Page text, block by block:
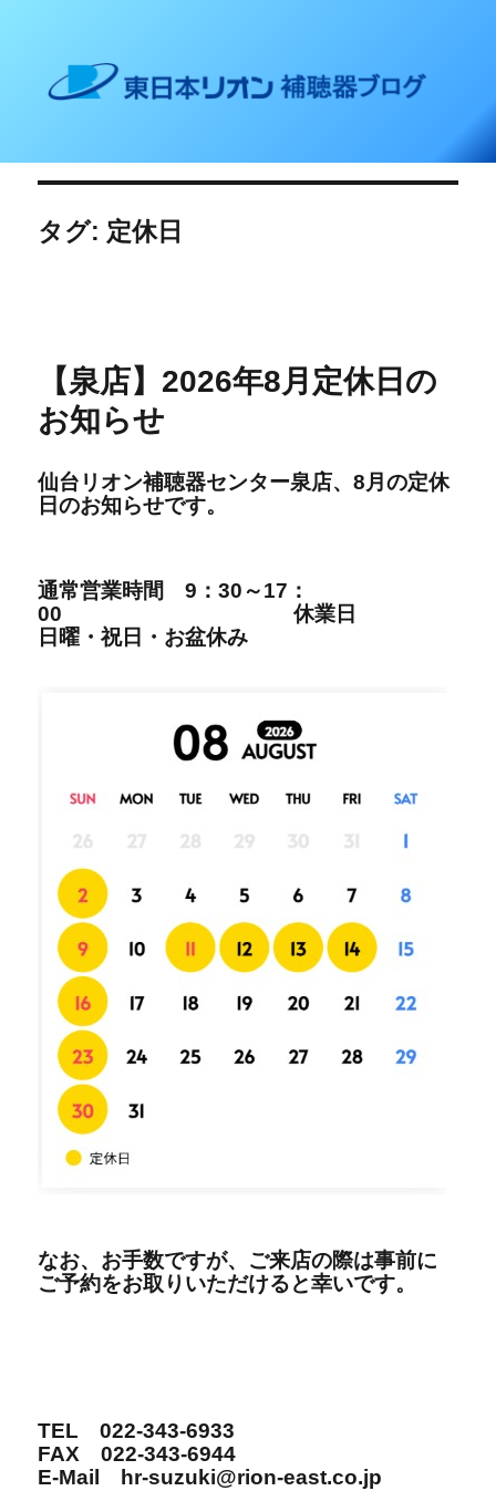
東日本リオン 補聴器ブログ
タグ: 定休日
【泉店】2026年8月定休日の
お知らせ
仙台リオン補聴器センター泉店、8月の定休
日のお知らせです。
通常営業時間9：30～17：
00
休業日
日曜・祝日・ お盆休み
なお、お手数ですが、ご来店の際は事前に
ご予約をお取りいただけると幸いです。
TEL 022-343-6933
FAX 022-343-6944
E-Mail hr-suzuki@rion-east.co.jp